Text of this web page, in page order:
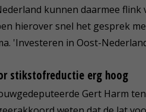
kunnen daarmee
hierover snel het gesprek
'Investeren in Oost-
stikstofreductie erg hoog
Gert Harm